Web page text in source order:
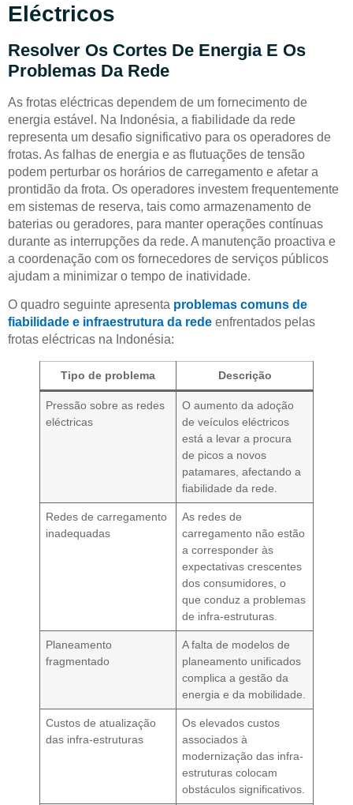
Eléctricos
Resolver Os Cortes De Energia E Os
Problemas Da Rede
As frotas eléctricas dependem de um fornecimento de
energia estável. Na Indonésia, a fiabilidade da rede
representa um desafio significativo para os operadores de
frotas. As falhas de energia e as flutuações de tensão
podem perturbar os horários de carregamento e afetar a
prontidão da frota. Os operadores investem frequentemente
em sistemas de reserva, tais como armazenamento de
baterias ou geradores, para manter operações contínuas
durante as interrupções da rede. A manutenção proactiva e
a coordenação com os fornecedores de serviços públicos
ajudam a minimizar o tempo de inatividade.
O quadro seguinte apresenta problemas comuns de
fiabilidade e infraestrutura da rede enfrentados pelas
frotas eléctricas na Indonésia:
Tipo de problema Descrição
Pressão sobre as redes
eléctricas
O aumento da adoção
de veículos eléctricos
está a levar a procura
de picos a novos
patamares, afectando a
fiabilidade da rede.
Redes de carregamento
inadequadas
As redes de
carregamento não estão
a corresponder às
expectativas crescentes
dos consumidores, o
que conduz a problemas
de infra-estruturas.
Planeamento
fragmentado
A falta de modelos de
planeamento unificados
complica a gestão da
energia e da mobilidade.
Custos de atualização
das infra-estruturas
Os elevados custos
associados à
modernização das infra-
estruturas colocam
obstáculos significativos.